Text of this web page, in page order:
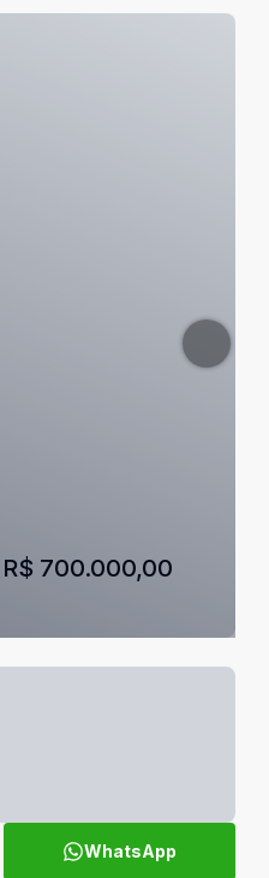
R$ 700.000,00
WhatsApp